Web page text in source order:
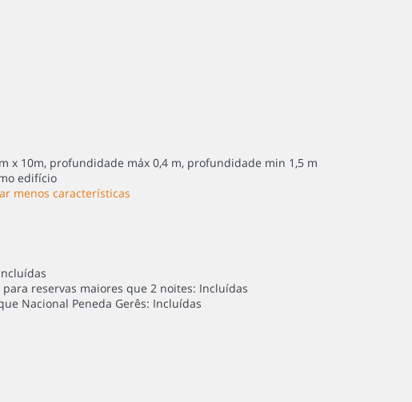
x 10m, profundidade máx 0,4 m, profundidade min 1,5 m
edifício
menos características
para reservas maiores que 2 noites: Incluídas
Nacional Peneda Gerês: Incluídas